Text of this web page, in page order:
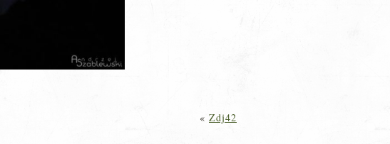
« Zdj42